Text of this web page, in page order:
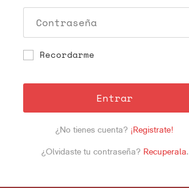
Recordarme
Entrar
¿No tienes cuenta? ¡Registrate!
¿Olvidaste tu contraseña? Recuperala.